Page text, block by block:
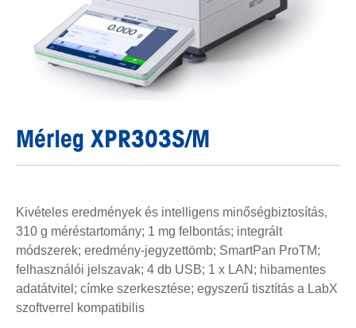
Mérleg XPR303S/M
Kivételes eredmények és intelligens minőségbiztosítás,
310 g méréstartomány; 1 mg felbontás; integrált
módszerek; eredmény-jegyzettömb; SmartPan ProTM;
felhasználói jelszavak; 4 db USB; 1 x LAN; hibamentes
adatátvitel; címke szerkesztése; egyszerű tisztítás a LabX
szoftverrel kompatibilis